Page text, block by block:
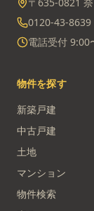
0120-43-8639
電話受付 9:00
物件を探す
新築戸建
中古戸建
土地
マンション
物件検索